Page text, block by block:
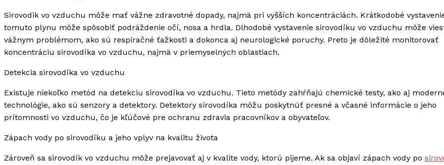
Sirovodik vo vzduchu môže mať vážne zdravotné dopady, najmä pri vyšších koncentráciách. Krátkodobé
tomuto plynu môže spôsobiť podráždenie očí, nosa a hrdla. Dlhodobé vystavenie sirovodíku vo vzduchu môže
vážnym problémom, ako sú respiračné ťažkosti a dokonca aj neurologické poruchy. Preto je dôležité monitorovať
koncentráciu sirovodíka vo vzduchu, najmä v priemyselných oblastiach.
Detekcia sirovodíka vo vzduchu
Existuje niekoľko metód na detekciu sirovodíka vo vzduchu. Tieto metódy zahŕňajú chemické testy, ako aj
technológie, ako sú senzory a detektory. Detektory sirovodíka môžu poskytnúť presné a včasné informácie o jeho
prítomnosti vo vzduchu, čo je kľúčové pre ochranu zdravia pracovníkov a obyvateľov.
Zápach vody po sirovodíku a jeho vplyv na kvalitu života
Zároveň sa sirovodík vo vzduchu môže prejavovať aj v kvalite vody, ktorú pijeme. Ak sa objaví zápach vody po